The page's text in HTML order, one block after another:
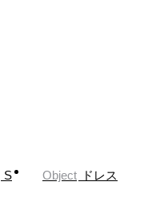
S Object
ドレス